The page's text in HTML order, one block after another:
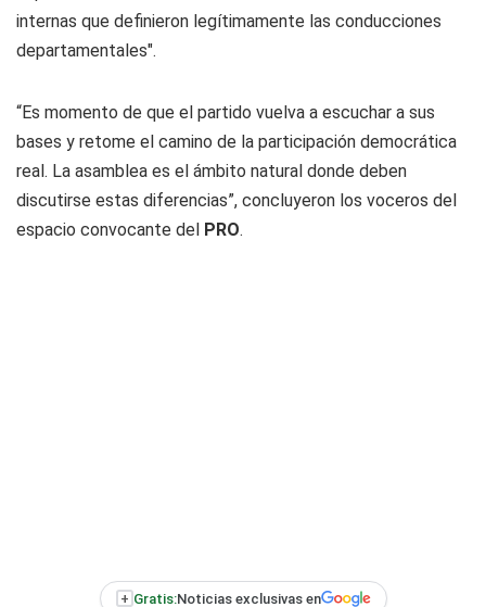
internas que definieron legítimamente las conducciones
departamentales".
“Es momento de que el partido vuelva a escuchar a sus
bases y retome el camino de la participación democrática
real. La asamblea es el ámbito natural donde deben
discutirse estas diferencias”, concluyeron los voceros del
espacio convocante del PRO.
+ Gratis:Noticias exclusivas en